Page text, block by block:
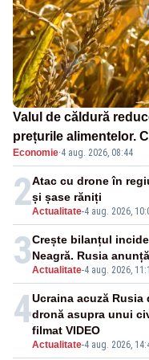
Valul de căldură
prețurile alimentelor.
Economie·4 aug. 2026, 08:44
2Actualitate-4 aug. 2026,
Atac cu drone în
și șase răniți
3Actualitate-4 aug. 2026,
Crește bilanțul
Neagră. Rusia
4
Actualitate-4 aug. 2026,
Ucraina acuză Rusia
dronă asupra unui
filmat VIDEO